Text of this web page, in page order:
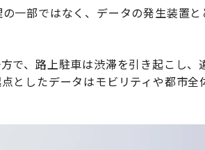
一部ではなく、データの発生装置
で、路上駐車は渋滞を引き起こし、
としたデータはモビリティや都市全